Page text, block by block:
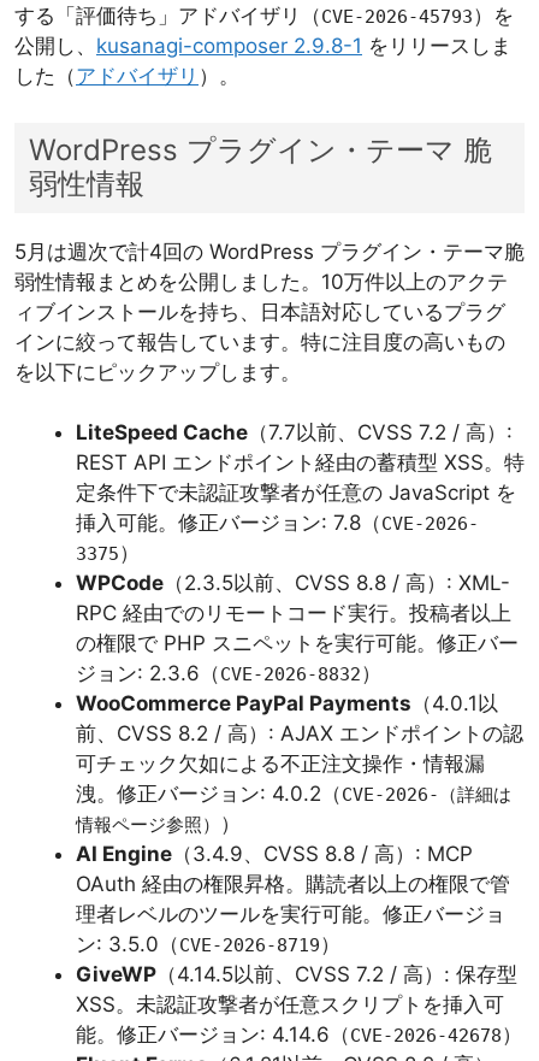
する「評価待ち」アドバイザリ（CVE-2026-45793）を
公開し、 kusanagi-composer 2.9.8-1 をリリースしま
した（アドバイザリ ）。
WordPress プラグイン・テーマ 脆
弱性情報
5月は週次で計4回の WordPress プラグイン・テーマ脆
弱性情報まとめを公開しました。10万件以上のアクテ
ィブインストールを持ち、日本語対応しているプラグ
インに絞って報告しています。特に注目度の高いもの
を以下にピックアップします。
LiteSpeed Cache （7.7以前、CVSS 7.2 / 高）:
REST API エンドポイント経由の蓄積型 XSS。特
定条件下で未認証攻撃者が任意の JavaScript を
挿入可能。修正バージョン: 7.8（CVE-2026-
3375）
WPCode （2.3.5以前、CVSS 8.8 / 高）: XML-
RPC 経由でのリモートコード実行。投稿者以上
の権限で PHP スニペットを実行可能。修正バー
ジョン: 2.3.6（CVE-2026-8832）
WooCommerce PayPal Payments （4.0.1以
前、CVSS 8.2 / 高）: AJAX エンドポイントの認
可チェック欠如による不正注文操作・情報漏
洩。修正バージョン: 4.0.2（CVE-2026-（詳細は
情報ページ参照）
）
AI Engine （3.4.9、CVSS 8.8 / 高）: MCP
OAuth 経由の権限昇格。購読者以上の権限で管
理者レベルのツールを実行可能。修正バージョ
ン: 3.5.0（CVE-2026-8719）
GiveWP （4.14.5以前、CVSS 7.2 / 高）: 保存型
XSS。未認証攻撃者が任意スクリプトを挿入可
能。修正バージョン: 4.14.6（CVE-2026-42678）